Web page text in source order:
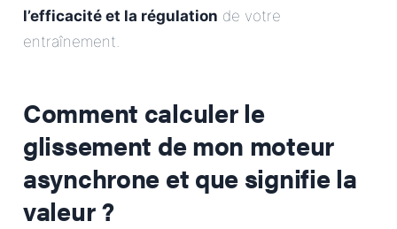
l’efficacité et la régulation de votre
entraînement.
Comment calculer le
glissement de mon moteur
asynchrone et que signifie la
valeur ?